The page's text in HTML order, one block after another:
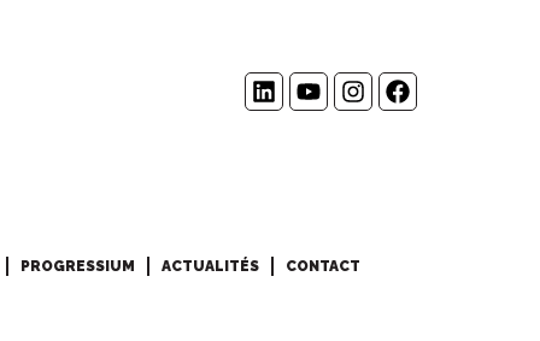
PROGRESSIUM ACTUALITÉS CONTACT